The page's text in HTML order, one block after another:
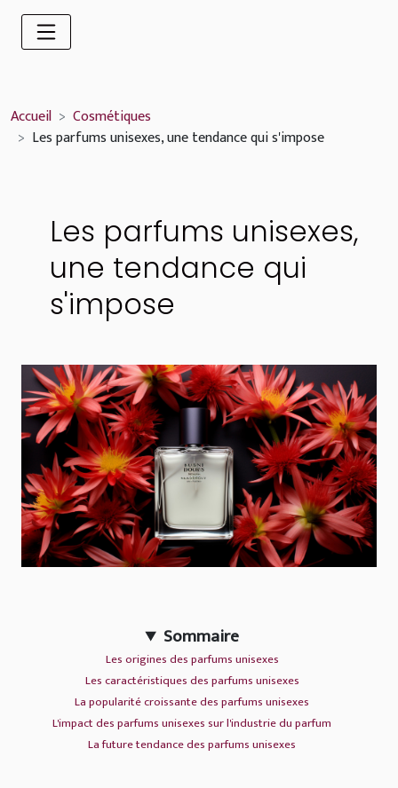
Accueil
Cosmétiques
Les parfums unisexes, une tendance qui s'impose
Les parfums unisexes,
une tendance qui
s'impose
Sommaire
Les origines des parfums unisexes
Les caractéristiques des parfums unisexes
La popularité croissante des parfums unisexes
L'impact des parfums unisexes sur l'industrie du parfum
La future tendance des parfums unisexes